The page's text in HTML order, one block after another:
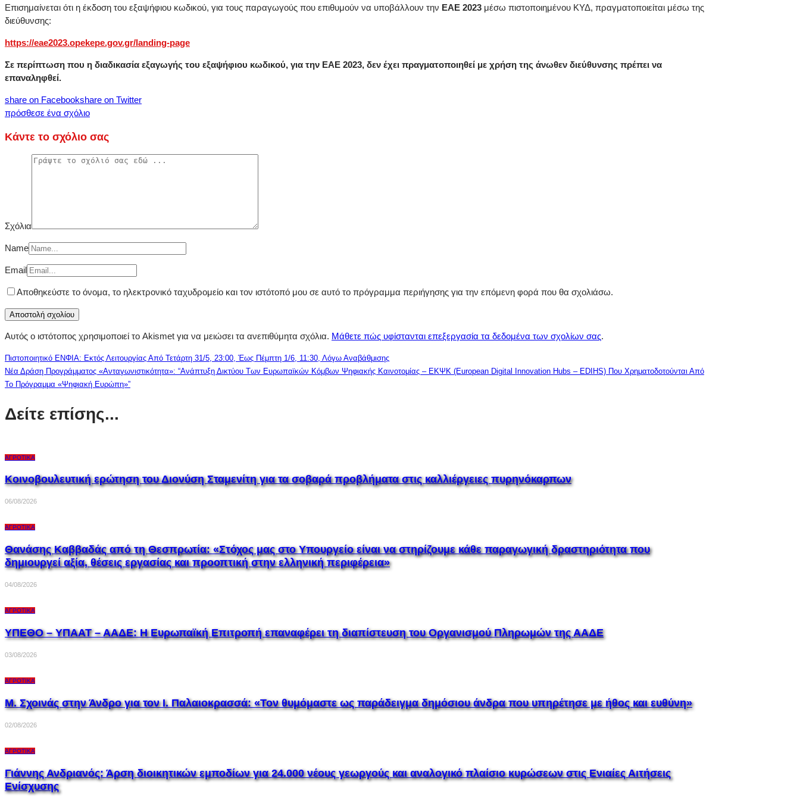
Επισημαίνεται ότι η έκδοση του εξαψήφιου κωδικού, για τους παραγωγούς που επιθυμούν να υποβάλλουν την ΕΑΕ 2023 μέσω πιστοποιημένου ΚΥΔ, πραγματοποιείται μέσω της
διεύθυνσης:
https://eae2023.opekepe.gov.gr/landing-page
Σε περίπτωση που η διαδικασία εξαγωγής του εξαψήφιου κωδικού, για την ΕΑΕ 2023, δεν έχει πραγματοποιηθεί με χρήση της άνωθεν διεύθυνσης πρέπει να
επαναληφθεί.
share on Facebookshare on Twitter
πρόσθεσε ένα σχόλιο
Κάντε το σχόλιο σας
Σχόλια
Name
Email
Αποθηκεύστε το όνομα, το ηλεκτρονικό ταχυδρομείο και τον ιστότοπό μου σε αυτό το πρόγραμμα περιήγησης για την επόμενη φορά που θα σχολιάσω.
Αυτός ο ιστότοπος χρησιμοποιεί το Akismet για να μειώσει τα ανεπιθύμητα σχόλια. Μάθετε πώς υφίστανται επεξεργασία τα δεδομένα των σχολίων σας.
Πιστοποιητικό ΕΝΦΙΑ: Εκτός Λειτουργίας Από Τετάρτη 31/5, 23:00, Έως Πέμπτη 1/6, 11:30, Λόγω Αναβάθμισης
Νέα Δράση Προγράμματος «Ανταγωνιστικότητα»: “Ανάπτυξη Δικτύου Των Ευρωπαϊκών Κόμβων Ψηφιακής Καινοτομίας – ΕΚΨΚ (European Digital Innovation Hubs – EDIHS) Που Χρηματοδοτούνται Από
Το Πρόγραμμα «Ψηφιακή Ευρώπη»”
Δείτε επίσης...
ΑΓΡΟΤΙΚΆ
Κοινοβουλευτική ερώτηση του Διονύση Σταμενίτη για τα σοβαρά προβλήματα στις καλλιέργειες πυρηνόκαρπων
06/08/2026
ΑΓΡΟΤΙΚΆ
Θανάσης Καββαδάς από τη Θεσπρωτία: «Στόχος μας στο Υπουργείο είναι να στηρίζουμε κάθε παραγωγική δραστηριότητα που
δημιουργεί αξία, θέσεις εργασίας και προοπτική στην ελληνική περιφέρεια»
04/08/2026
ΑΓΡΟΤΙΚΆ
ΥΠΕΘΟ – ΥΠΑΑΤ – ΑΑΔΕ: H Ευρωπαϊκή Επιτροπή επαναφέρει τη διαπίστευση του Οργανισμού Πληρωμών της ΑΑΔΕ
03/08/2026
ΑΓΡΟΤΙΚΆ
Μ. Σχοινάς στην Άνδρο για τον Ι. Παλαιοκρασσά: «Τον θυμόμαστε ως παράδειγμα δημόσιου άνδρα που υπηρέτησε με ήθος και ευθύνη»
02/08/2026
ΑΓΡΟΤΙΚΆ
Γιάννης Ανδριανός: Άρση διοικητικών εμποδίων για 24.000 νέους γεωργούς και αναλογικό πλαίσιο κυρώσεων στις Ενιαίες Αιτήσεις
Ενίσχυσης